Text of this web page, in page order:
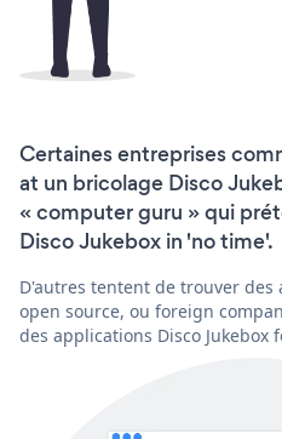
Certaines entreprises
at un bricolage Disco
« computer guru » qui
Disco Jukebox in 'no time'.
D'autres tentent de trouver des
open source, ou foreign
des applications Disco Jukebox